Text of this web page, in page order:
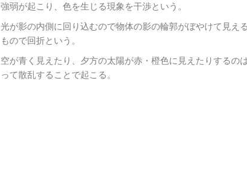
強弱が起こり、色を生じる現象を干渉という。
光が影の内側に回り込むので物体の影の輪郭がぼやけて見え
もので回折という。
空が青く見えたり、夕方の太陽が赤・橙色に見えたりするの
って散乱することで起こる。